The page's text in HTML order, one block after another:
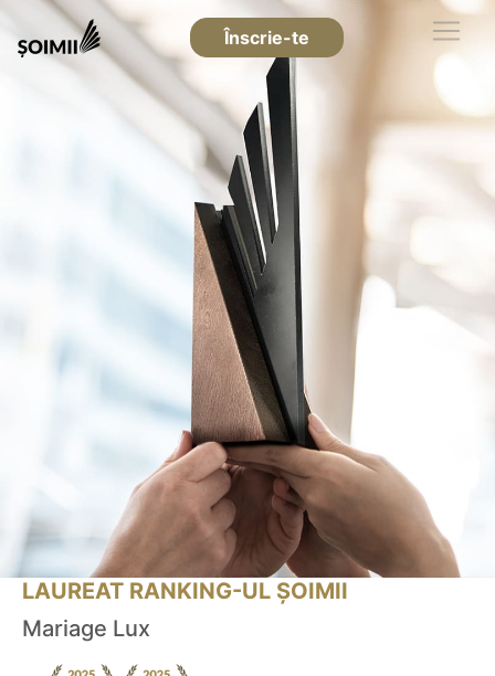
Înscrie-te
LAUREAT RANKING-UL ȘOIMII
Mariage Lux